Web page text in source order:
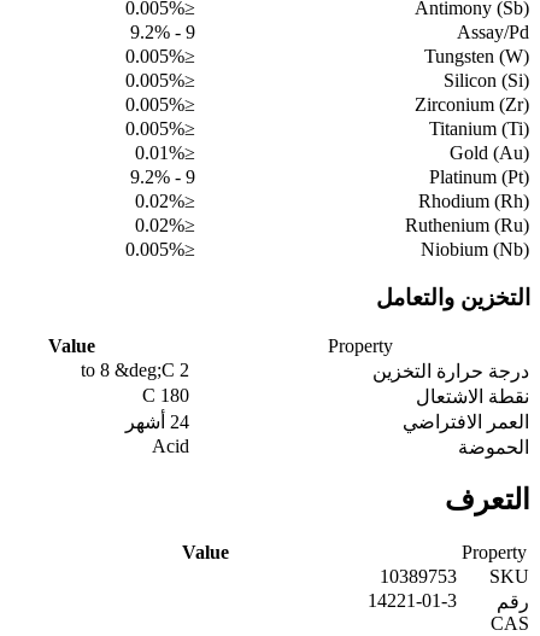
Antimony (Sb)
≤0.005%
Assay/Pd
9 - 9.2%
Tungsten (W)
≤0.005%
Silicon (Si)
≤0.005%
Zirconium (Zr)
≤0.005%
Titanium (Ti)
≤0.005%
Gold (Au)
≤0.01%
Platinum (Pt)
9 - 9.2%
Rhodium (Rh)
≤0.02%
Ruthenium (Ru)
≤0.02%
Niobium (Nb)
≤0.005%
التخزين والتعامل
Property
Value
درجة حرارة التخزين
2 to 8 &deg;C
نقطة الاشتعال
180 C
العمر الافتراضي
24 أشهر
الحموضة
Acid
التعرف
Property
Value
SKU
10389753
رقم
CAS
14221-01-3